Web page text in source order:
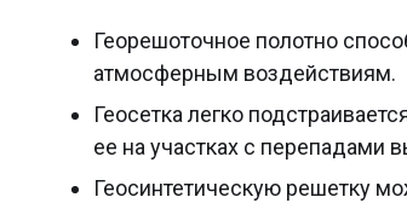
Георешоточное полотно
атмосферным воздействиям.
Геосетка легко
ее на участках с перепадами
Геосинтетическую решетку